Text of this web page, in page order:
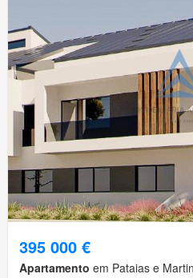
395 000 €
Apartamento em Pataias e